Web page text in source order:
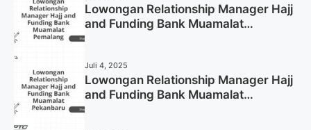
Lowongan Relationship Manager Hajj
and Funding Bank Muamalat
Juli 4, 2025
Lowongan Relationship Manager Hajj
and Funding Bank Muamalat